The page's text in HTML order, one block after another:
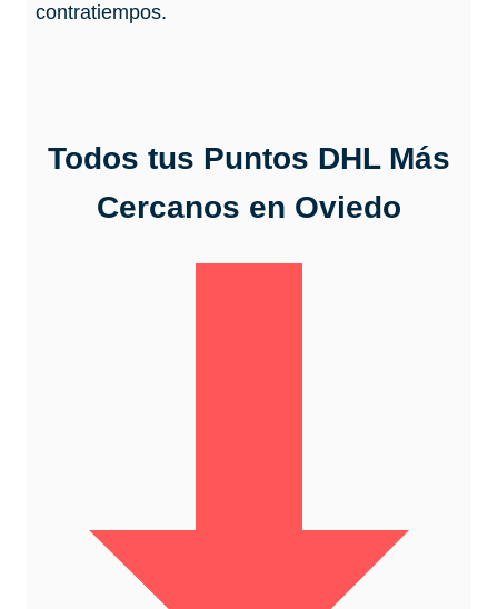
contratiempos.
Todos tus Puntos DHL Más
Cercanos en Oviedo